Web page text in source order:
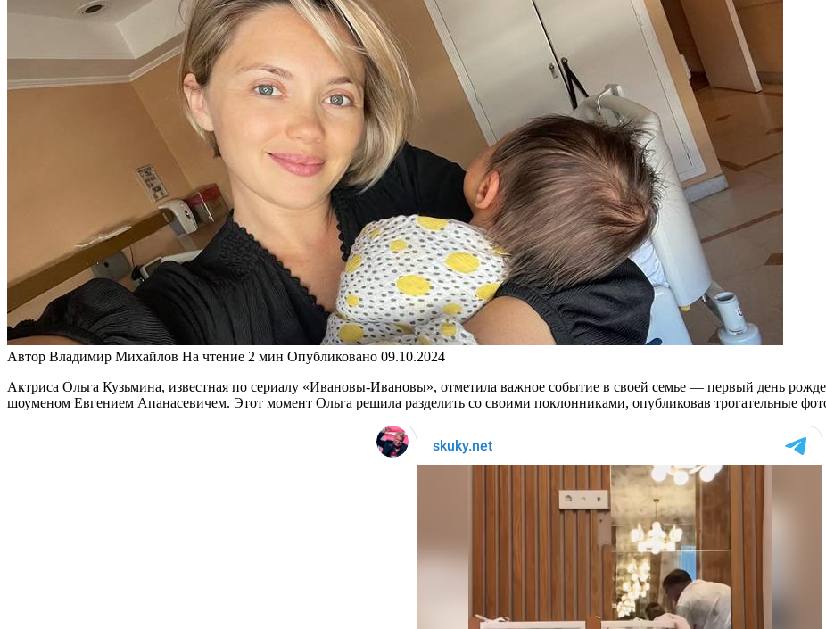
Автор Владимир Михайлов На чтение 2 мин Опубликовано 09.10.2024
Актриса Ольга Кузьмина, известная по сериалу «Ивановы-Ивановы», отметила важное событие в своей семье — первый день
шоуменом Евгением Апанасевичем. Этот момент Ольга решила разделить со своими поклонниками, опубликовав трогательные